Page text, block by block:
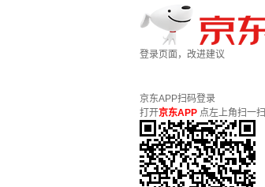
登录页面，改进建议
京东APP扫码登录
打开京东APP 点左上角扫一扫